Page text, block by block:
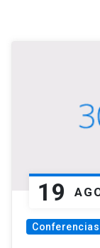
19
Conferencias